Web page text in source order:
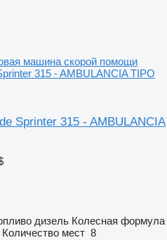
машина скорой помощи
315 - AMBULANCIA TIPO
Sprinter 315 - AMBULANCIA
дизель Колесная формула
Количество мест 8